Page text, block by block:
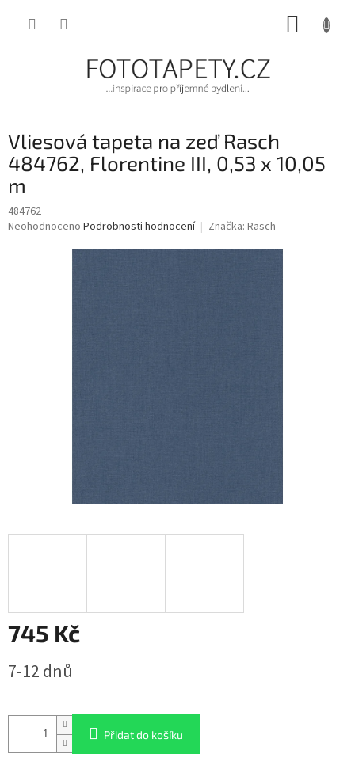
Vliesová tapeta na zeď Rasch
484762, Florentine III, 0,53 x 10,05
m
484762
Průměrné
Neohodnoceno Podrobnosti hodnocení Značka: Rasch
745 Kč
cena:
7-12 dnů
Přidat do košíku